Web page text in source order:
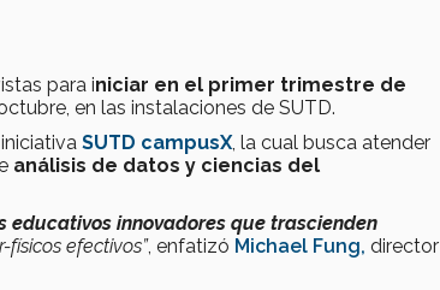
para iniciar en el primer trimestre de
en las instalaciones de SUTD.
SUTD campusX, la cual busca atender
análisis de datos y ciencias del
educativos innovadores que trascienden
efectivos”, enfatizó Michael Fung, director